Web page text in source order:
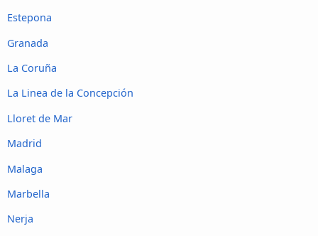
Estepona
Granada
La Coruña
La Linea de la Concepción
Lloret de Mar
Madrid
Malaga
Marbella
Nerja